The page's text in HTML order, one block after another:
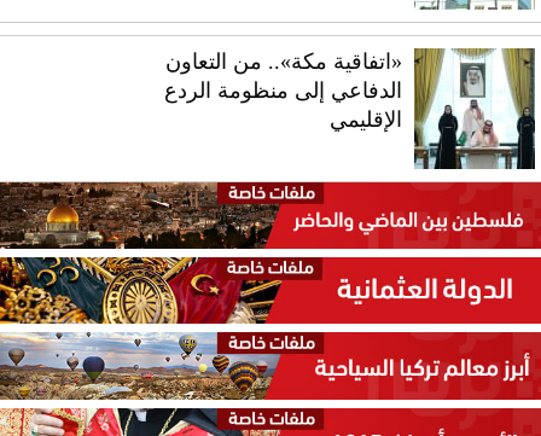
«اتفاقية مكة».. من التعاون
الدفاعي إلى منظومة الردع
الإقليمي